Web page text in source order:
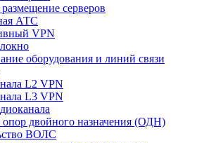
серверов
АТС
VPN
оборудования и линий связи
L2 VPN
L3 VPN
опор двойного назначения (ОДН)
ВОЛС